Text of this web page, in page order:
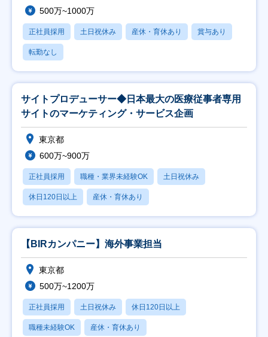
500万~1000万
正社員採用 土日祝休み 産休・育休あり 賞与あり
転勤なし
サイトプロデューサー◆日本最大の医療従事者専用
サイトのマーケティング・サービス企画
東京都
600万~900万
正社員採用 職種・業界未経験OK 土日祝休み
休日120日以上 産休・育休あり
【BIRカンパニー】海外事業担当
東京都
500万~1200万
正社員採用 土日祝休み 休日120日以上
職種未経験OK 産休・育休あり